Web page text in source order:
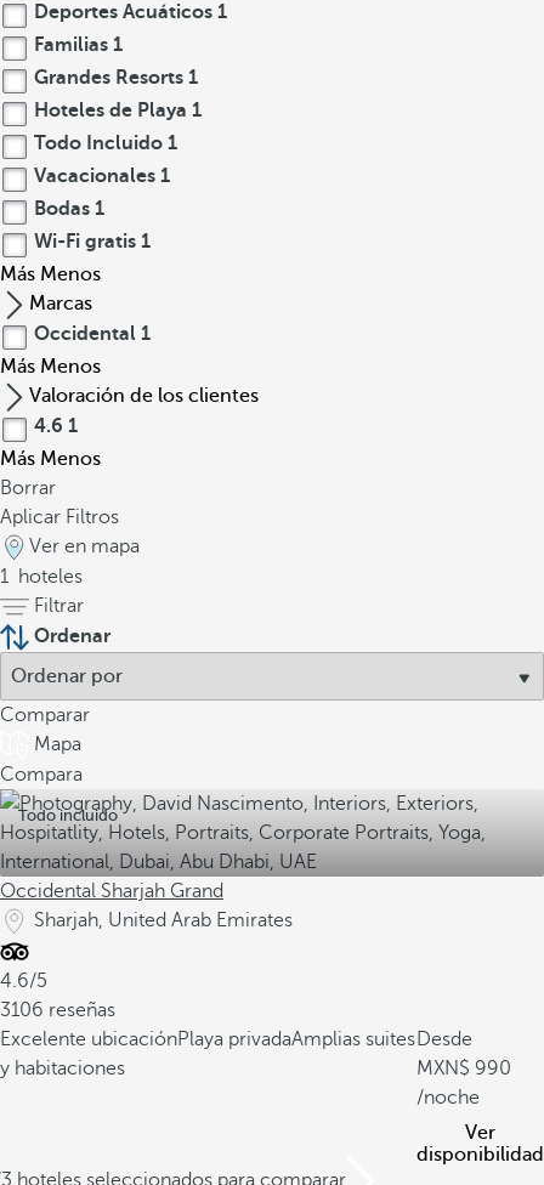
Deportes Acuáticos 1
Familias 1
Grandes Resorts 1
Hoteles de Playa 1
Todo Incluido 1
Vacacionales 1
Bodas 1
Wi-Fi gratis 1
Más Menos
Marcas
Occidental 1
Más Menos
Valoración de los clientes
4.6 1
Más Menos
Borrar
Aplicar Filtros
Ver en mapa
1 hoteles
Filtrar
Ordenar
Comparar
Mapa
Compara
Todo incluido
Occidental Sharjah Grand
Sharjah, United Arab Emirates
4.6/5
3106 reseñas
Excelente ubicaciónPlaya privadaAmplias suites
y habitaciones
Desde
990
/noche
Ver
disponibilidad
hoteles seleccionados para comparar